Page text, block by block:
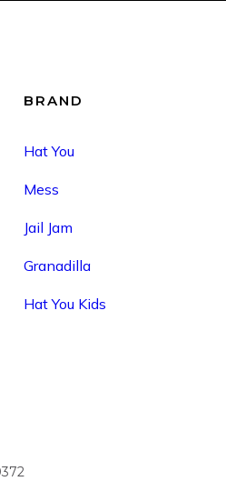
BRAND
Hat You
Mess
Jail Jam
Granadilla
Hat You Kids